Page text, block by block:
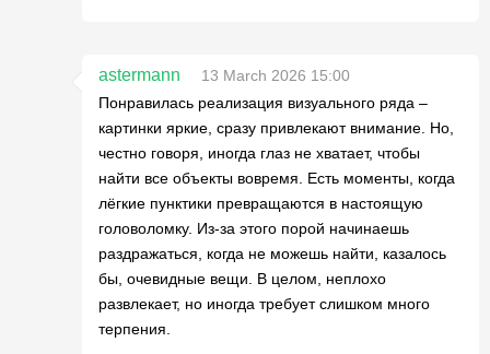
astermann
13 March 2026 15:00
Понравилась реализация визуального ряда –
картинки яркие, сразу привлекают внимание. Но,
честно говоря, иногда глаз не хватает, чтобы
найти все объекты вовремя. Есть моменты, когда
лёгкие пунктики превращаются в настоящую
головоломку. Из-за этого порой начинаешь
раздражаться, когда не можешь найти, казалось
бы, очевидные вещи. В целом, неплохо
развлекает, но иногда требует слишком много
терпения.